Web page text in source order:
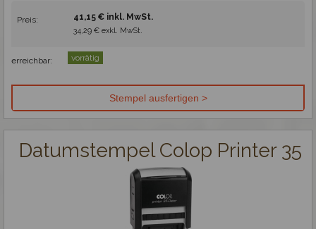
Preis: 41,15 € inkl. MwSt.
34,29 € exkl. MwSt.
erreichbar: vorrätig
Datumstempel Colop Printer 35